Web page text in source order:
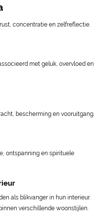
concentratie en zelfreflectie.
met geluk, overvloed en
bescherming en vooruitgang.
ontspanning en spirituele
als blikvanger in hun interieur.
verschillende woonstijlen.